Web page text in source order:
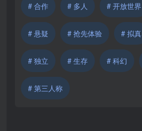
# 合作 # 多人 # 开放世界
# 悬疑 # 抢先体验 # 拟真
# 独立 # 生存 # 科幻
# 第三人称